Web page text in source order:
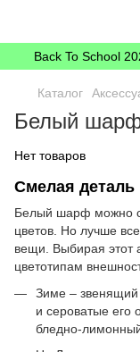
Back To School
Каталог
Белый
Нет товаров
Смелая
Белый шарф можно
цветов. Но лучше
вещи. Выбирая этот
цветотипам
Зиме – звенящий
и сероватые его
бледно-